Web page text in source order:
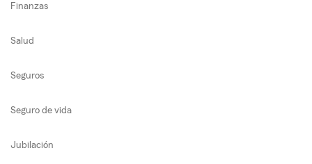
Finanzas
Salud
Seguros
Seguro de vida
Jubilación